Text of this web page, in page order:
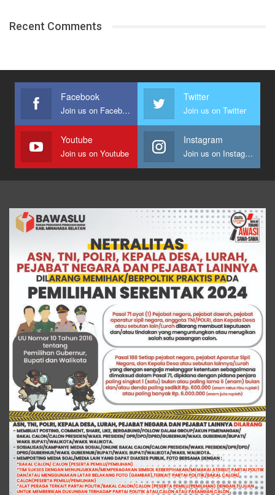
Recent Comments
Facebook
Join us on Facebook
Twitter
Join us on Twitter
Youtube
Join us on Youtube
Instagram
Join us on Instagram